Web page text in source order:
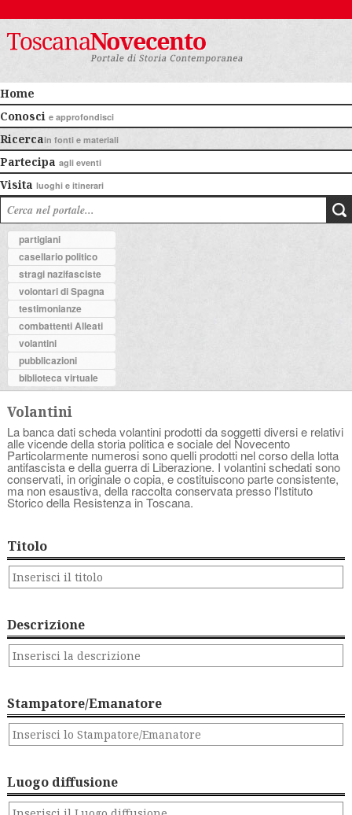
Home
Conosci e approfondisci
Ricercain fonti e materiali
Partecipa agli eventi
Visita luoghi e itinerari
partigiani
casellario politico
stragi nazifasciste
volontari di Spagna
testimonianze
combattenti Alleati
volantini
pubblicazioni
biblioteca virtuale
Volantini
La banca dati scheda volantini prodotti da soggetti diversi e relativi
alle vicende della storia politica e sociale del Novecento
Particolarmente numerosi sono quelli prodotti nel corso della lotta
antifascista e della guerra di Liberazione. I volantini schedati sono
conservati, in originale o copia, e costituiscono parte consistente,
ma non esaustiva, della raccolta conservata presso l'Istituto
Storico della Resistenza in Toscana.
Titolo
Descrizione
Stampatore/Emanatore
Luogo diffusione